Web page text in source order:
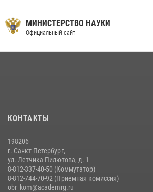
09 июля 2026, 11:58 9
МИНИСТЕРСТВО НАУКИ
Официальный сайт
КОНТАКТЫ
198206
г. Санкт-Петербург,
ул. Летчика Пилютова, д. 1
8-812-337-40-50 (Коммутатор)
8-812-744-70-92 (Приемная комиссия)
obr_kom@academrg.ru